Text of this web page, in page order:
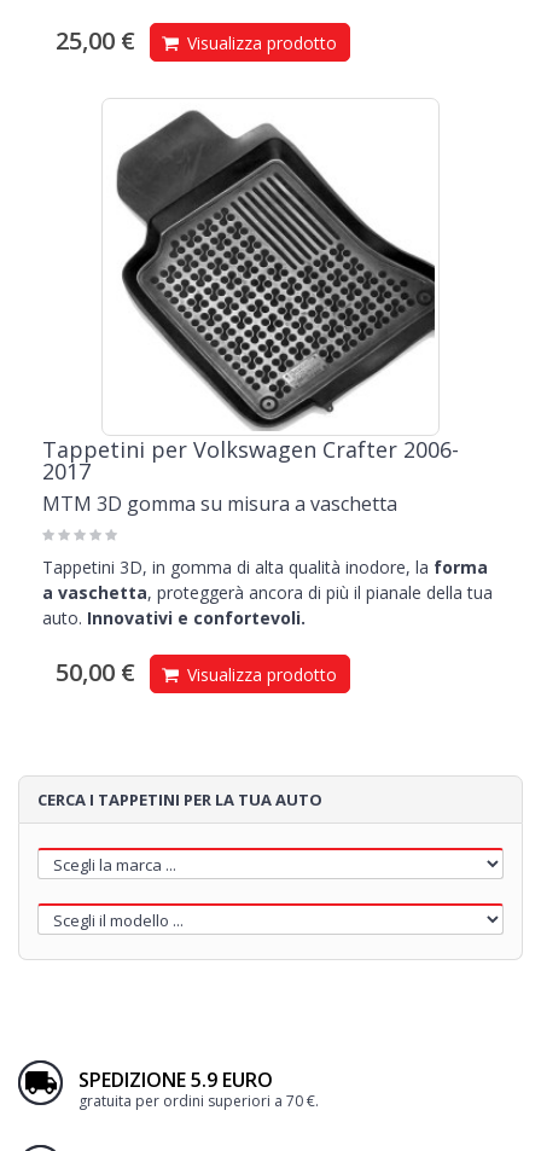
25,00 € Visualizza prodotto
Tappetini per Volkswagen Crafter 2006-
2017
MTM 3D gomma su misura a vaschetta
Tappetini 3D, in gomma di alta qualità inodore, la forma
a vaschetta, proteggerà ancora di più il pianale della tua
auto. Innovativi e confortevoli.
50,00 € Visualizza prodotto
CERCA I TAPPETINI PER LA TUA AUTO
SPEDIZIONE 5.9 EURO
gratuita per ordini superiori a 70 €.